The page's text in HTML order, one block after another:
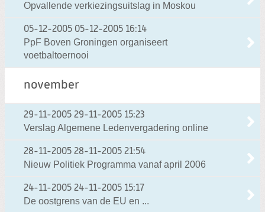
Opvallende verkiezingsuitslag in Moskou
05-12-2005 05-12-2005 16:14
PpF Boven Groningen organiseert
voetbaltoernooi
november
29-11-2005 29-11-2005 15:23
Verslag Algemene Ledenvergadering online
28-11-2005 28-11-2005 21:54
Nieuw Politiek Programma vanaf april 2006
24-11-2005 24-11-2005 15:17
De oostgrens van de EU en ...